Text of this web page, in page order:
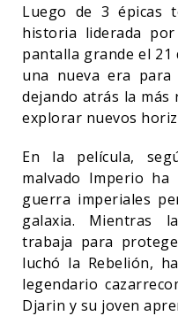
Luego de 3 épicas
historia liderada
pantalla grande el 21
una nueva era
dejando atrás la
explorar nuevos
En la película,
malvado Imperio
guerra imperiales
galaxia. Mientras
trabaja para
luchó la Rebelión,
legendario
Djarin y su joven